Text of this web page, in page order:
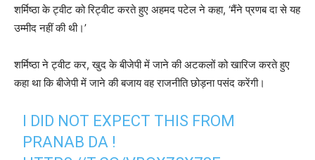
शर्मिष्ठा के ट्वीट को रिट्वीट करते हुए अहमद पटेल ने कहा, ‘मैंने प्रणब दा से यह
उम्मीद नहीं की थी।’
शर्मिष्ठा ने ट्वीट कर, खुद के बीजेपी में जाने की अटकलों को खारिज करते हुए
कहा था कि बीजेपी में जाने की बजाय वह राजनीति छोड़ना पसंद करेंगी।
I DID NOT EXPECT THIS FROM
PRANAB DA !